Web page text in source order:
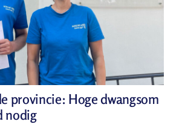
provincie: Hoge dwangsom
nodig